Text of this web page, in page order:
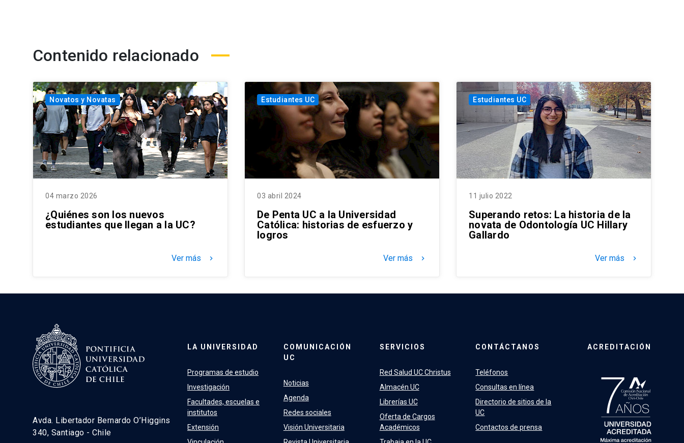
Contenido relacionado
Novatos y Novatas
04 marzo 2026
¿Quiénes son los nuevos
estudiantes que llegan a la UC?
Ver más keyboard_arrow_right
Estudiantes UC
03 abril 2024
De Penta UC a la Universidad
Católica: historias de esfuerzo y
logros
Ver más keyboard_arrow_right
Estudiantes UC
11 julio 2022
Superando retos: La historia de la
novata de Odontología UC Hillary
Gallardo
Ver más keyboard_arrow_right
Avda. Libertador Bernardo O’Higgins
340, Santiago - Chile
LA UNIVERSIDAD
Programas de estudio
Investigación
Facultades, escuelas e
institutos
Extensión
COMUNICACIÓN
UC
Noticias
Agenda
Redes sociales
Visión Universitaria
SERVICIOS
Red Salud UC Christus
Almacén UC
Librerías UC
Oferta de Cargos
Académicos
CONTÁCTANOS
Teléfonos
Consultas en línea
Directorio de sitios de la
UC
Contactos de prensa
ACREDITACIÓN